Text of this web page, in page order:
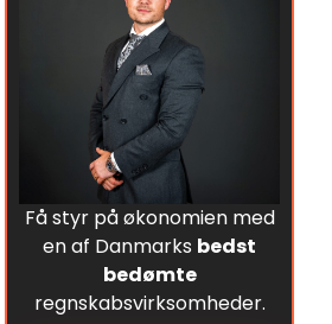
Få styr på økonomien med
en af Danmarks bedst
bedømte
regnskabsvirksomheder.